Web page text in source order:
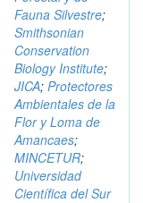
Fauna Silvestre;
Smithsonian
Conservation
Biology Institute;
JICA; Protectores
Ambientales de la
Flor y Loma de
Amancaes;
MINCETUR;
Universidad
Científica del Sur